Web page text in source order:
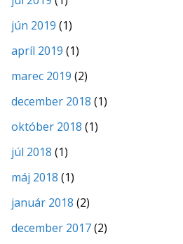
jún 2019 (1)
apríl 2019 (1)
marec 2019 (2)
december 2018 (1)
október 2018 (1)
júl 2018 (1)
máj 2018 (1)
január 2018 (2)
december 2017(2)